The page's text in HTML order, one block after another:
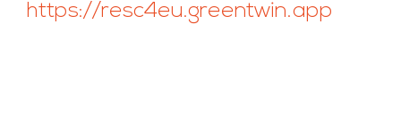
https://resc4eu.greentwin.app